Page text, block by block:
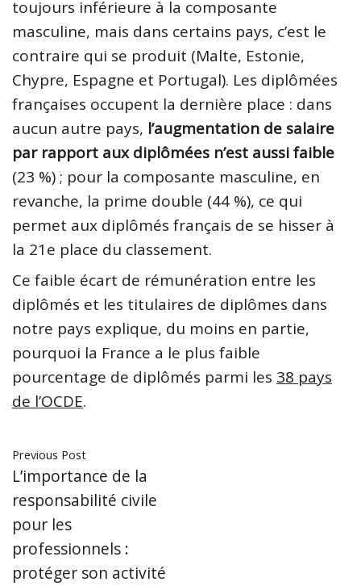
toujours inférieure à la composante
masculine, mais dans certains pays, c’est le
contraire qui se produit (Malte, Estonie,
Chypre, Espagne et Portugal). Les diplômées
françaises occupent la dernière place : dans
aucun autre pays, l’augmentation de salaire
par rapport aux diplômées n’est aussi faible
(23 %) ; pour la composante masculine, en
revanche, la prime double (44 %), ce qui
permet aux diplômés français de se hisser à
la 21e place du classement.
Ce faible écart de rémunération entre les
diplômés et les titulaires de diplômes dans
notre pays explique, du moins en partie,
pourquoi la France a le plus faible
pourcentage de diplômés parmi les 38 pays
de l’OCDE.
Previous Post
L’importance de la
responsabilité civile
pour les
professionnels :
protéger son activité